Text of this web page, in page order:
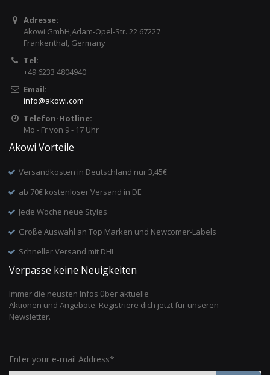
Adresse:
Akowi GmbH,Adam-Opel-Str. 22 67227
Frankenthal, Germany
Tel:
+49 6233 4804940
Email:
info@akowi.com
Telefon-Hotline:
Mo - Fr von 9 - 17 Uhr
Akowi Vorteile
Versandkosten in Deutschland nur 3,45€
ab 70€ kostenloser Versand in DE
Jede Woche neue Styles
Große Auswahl an Top Marken und Newcomer-Labels
Schneller Versand mit DHL
Verpasse keine Neuigkeiten
Immer die neusten Infos über aktuelle
Aktionen und Angebote. Registriere dich jetzt für unseren
Newsletter.
Enter your e-mail Address*